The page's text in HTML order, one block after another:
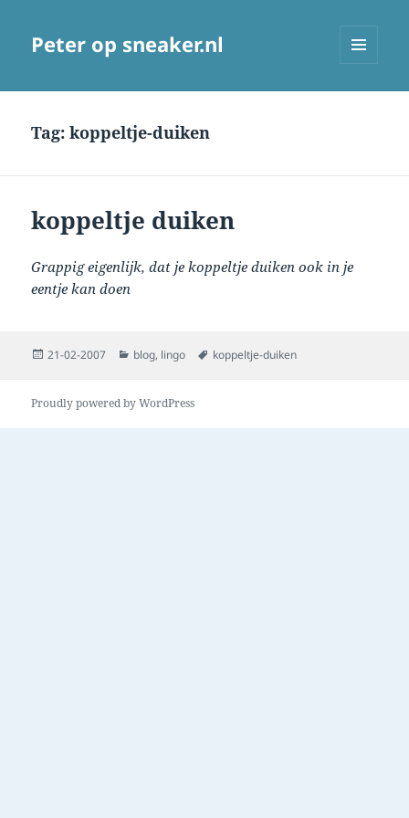
Peter op sneaker.nl
Tag:koppeltje-duiken
koppeltje duiken
Grappig eigenlijk, dat je koppeltje duiken ook in je
eentje kan doen
Posted
21-02-2007 Categories
blog, lingo Tags
koppeltje-duiken
Proudly powered by WordPress